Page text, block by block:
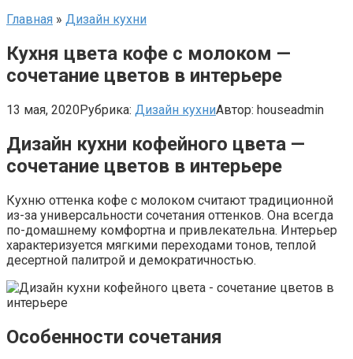
Главная » Дизайн кухни
Кухня цвета кофе с молоком —
сочетание цветов в интерьере
13 мая, 2020Рубрика: Дизайн кухниАвтор: houseadmin
Дизайн кухни кофейного цвета —
сочетание цветов в интерьере
Кухню оттенка кофе с молоком считают традиционной
из-за универсальности сочетания оттенков. Она всегда
по-домашнему комфортна и привлекательна. Интерьер
характеризуется мягкими переходами тонов, теплой
десертной палитрой и демократичностью.
Особенности сочетания